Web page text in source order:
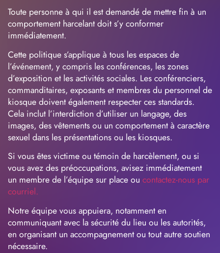
Toute personne à qui il est demandé de mettre fin à un
comportement harcelant doit s’y conformer
immédiatement.
Cette politique s’applique à tous les espaces de
l’événement, y compris les conférences, les zones
d’exposition et les activités sociales. Les conférenciers,
commanditaires, exposants et membres du personnel de
kiosque doivent également respecter ces standards.
Cela inclut l’interdiction d’utiliser un langage, des
images, des vêtements ou un comportement à caractère
sexuel dans les présentations ou les kiosques.
Si vous êtes victime ou témoin de harcèlement, ou si
vous avez des préoccupations, avisez immédiatement
un membre de l’équipe sur place ou contactez-nous par
courriel.
Notre équipe vous appuiera, notamment en
communiquant avec la sécurité du lieu ou les autorités,
en organisant un accompagnement ou tout autre soutien
nécessaire.